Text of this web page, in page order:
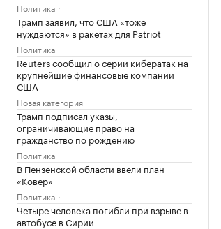
Политика
Трамп заявил, что США «тоже
нуждаются» в ракетах для Patriot
Политика
Reuters сообщил о серии кибератак на
крупнейшие финансовые компании
США
Новая категория
Трамп подписал указы,
ограничивающие право на
гражданство по рождению
Политика
В Пензенской области ввели план
«Ковер»
Политика
Четыре человека погибли при взрыве в
автобусе в Сирии